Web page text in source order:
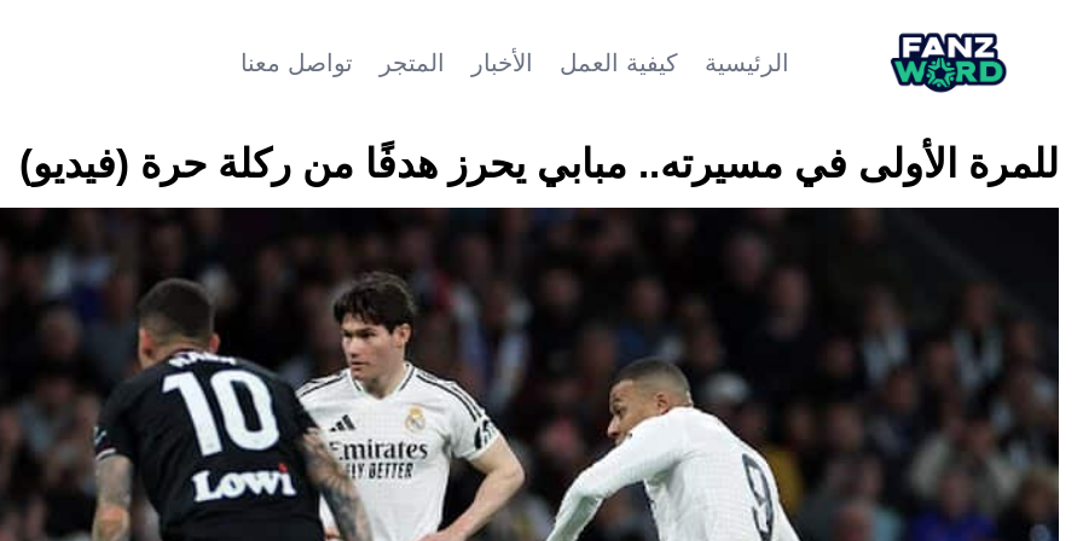
الرئيسية كيفية العمل الأخبار المتجر تواصل معنا
للمرة الأولى في مسيرته.. مبابي يحرز هدفًا من ركلة حرة (فيديو)